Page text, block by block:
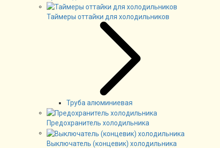
Таймеры оттайки для холодильников
Труба алюминиевая
Предохранитель холодильника
Выключатель (концевик) холодильника